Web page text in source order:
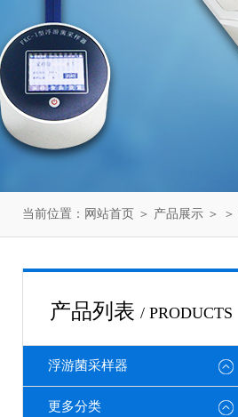
当前位置： 网站首页 ＞ 产品展示 ＞ ＞
产品列表 / PRODUCTS
浮游菌采样器
更多分类